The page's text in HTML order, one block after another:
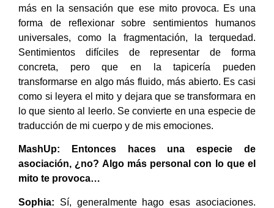
más en la sensación que ese mito provoca. Es una
forma de reflexionar sobre sentimientos humanos
universales, como la fragmentación, la terquedad.
Sentimientos difíciles de representar de forma
concreta, pero que en la tapicería pueden
transformarse en algo más fluido, más abierto. Es casi
como si leyera el mito y dejara que se transformara en
lo que siento al leerlo. Se convierte en una especie de
traducción de mi cuerpo y de mis emociones.
MashUp: Entonces haces una especie de
asociación, ¿no? Algo más personal con lo que el
mito te provoca…
Sophia: Sí, generalmente hago esas asociaciones.